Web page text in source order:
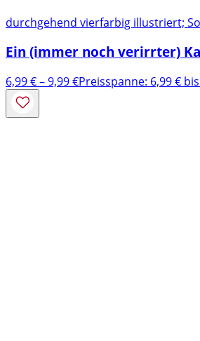
durchgehend vierfarbig illustriert;
Ein (immer noch verirrter)
6,99€–9,99€Preisspanne: 6,99 €